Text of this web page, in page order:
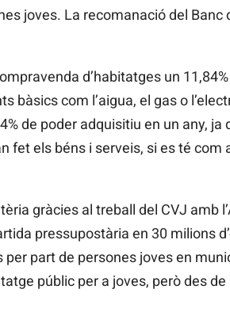
joves. La recomanació del Banc
d’habitatges un 11,84%
com l’aigua, el gas o
de poder adquisitiu en un any, ja
els béns i serveis, si es té com
gràcies al treball del CVJ amb
pressupostària en 30 milions
part de persones joves en
públic per a joves, però des de